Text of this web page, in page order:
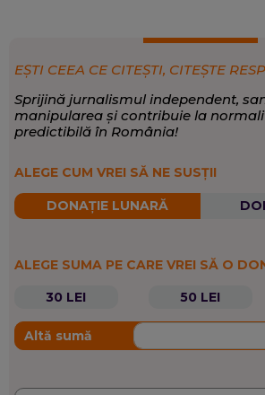
EXPERTIZĂ:Externe, Magazin,
SCRIE DESPRE: Magazin și știință
EȘTI CEEA CE CITEȘTI, CITEȘTE
Sprijină jurnalismul independent,
manipularea și contribuie la
predictibilă în România!
ALEGE CUM VREI SĂ NE SUSȚII
DONAȚIE LUNARĂ
ALEGE SUMA PE CARE VREI SĂ O
30 LEI
50 LEI
Altă sumă